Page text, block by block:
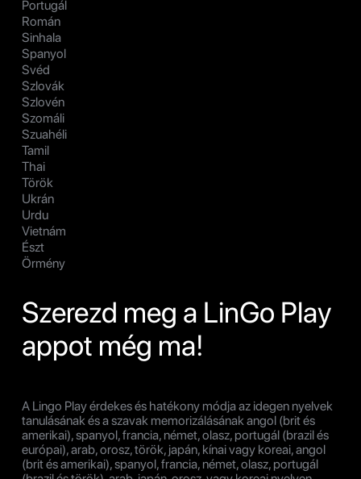
Portugál
Román
Sinhala
Spanyol
Svéd
Szlovák
Szlovén
Szomáli
Szuahéli
Tamil
Thai
Török
Ukrán
Urdu
Vietnám
Észt
Örmény
Szerezd meg a LinGo Play
appot még ma!
A Lingo Play érdekes és hatékony módja az idegen nyelvek
tanulásának és a szavak memorizálásának angol (brit és
amerikai), spanyol, francia, német, olasz, portugál (brazil és
európai), arab, orosz, török, japán, kínai vagy koreai, angol
(brit és amerikai), spanyol, francia, német, olasz, portugál